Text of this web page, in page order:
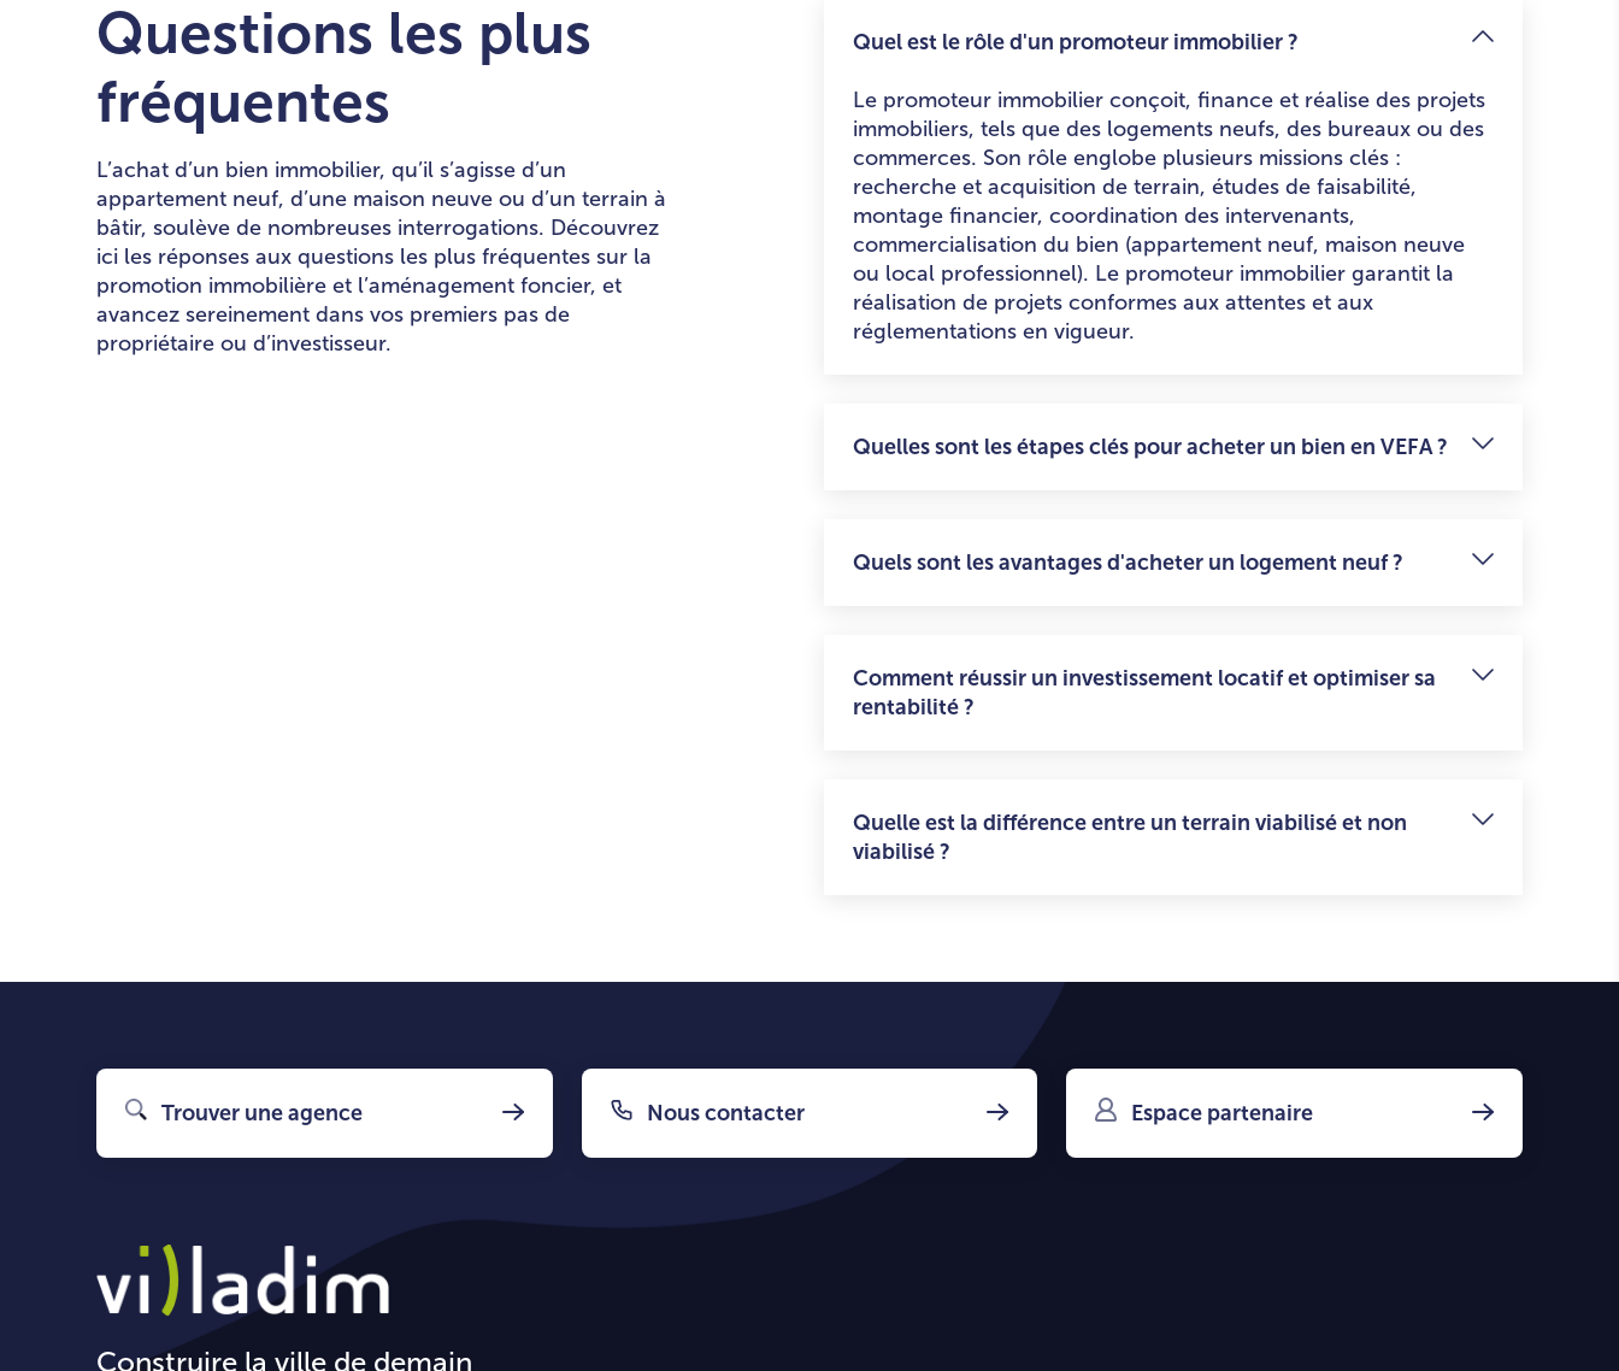
Questions les plus
fréquentes
L’achat d’un bien immobilier, qu’il s’agisse d’un
appartement neuf, d’une maison neuve ou d’un terrain à
bâtir, soulève de nombreuses interrogations. Découvrez
ici les réponses aux questions les plus fréquentes sur la
promotion immobilière et l’aménagement foncier, et
avancez sereinement dans vos premiers pas de
propriétaire ou d’investisseur.
Quel est le rôle d'un promoteur immobilier ?
Le promoteur immobilier conçoit, finance et réalise des projets
immobiliers, tels que des logements neufs, des bureaux ou des
commerces. Son rôle englobe plusieurs missions clés :
recherche et acquisition de terrain, études de faisabilité,
montage financier, coordination des intervenants,
commercialisation du bien (appartement neuf, maison neuve
ou local professionnel). Le promoteur immobilier garantit la
réalisation de projets conformes aux attentes et aux
réglementations en vigueur.
Quelles sont les étapes clés pour acheter un bien en VEFA ?
Quels sont les avantages d'acheter un logement neuf ?
Comment réussir un investissement locatif et optimiser sa
rentabilité ?
Quelle est la différence entre un terrain viabilisé et non
viabilisé ?
Trouver une agence Nous contacter Espace partenaire
Construire la ville de demain